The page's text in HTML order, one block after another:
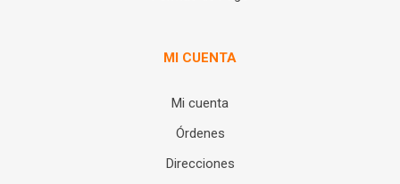
MI CUENTA
Mi cuenta
Órdenes
Direcciones